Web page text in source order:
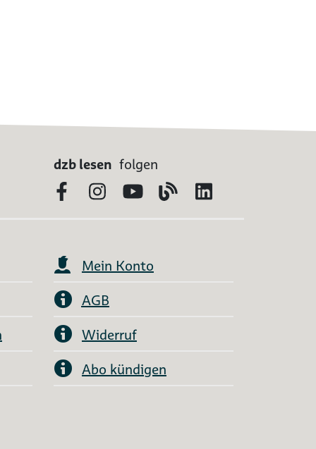
dzb lesen folgen
FacebookInstagram
YouTubeBlog
Mein Konto
AGB
Widerruf
Abo kündigen